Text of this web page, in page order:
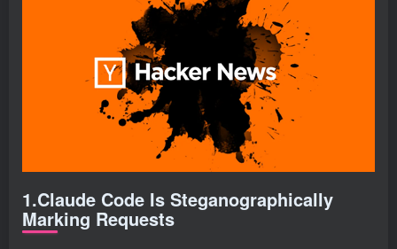
1.Claude Code Is Steganographically
Marking Requests